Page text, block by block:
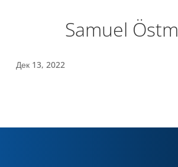
Samuel
Дек 13, 2022